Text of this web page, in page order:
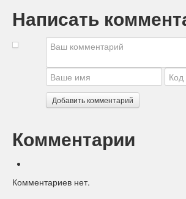
Написать
Добавить комментарий
Комментарии
Комментариев нет.